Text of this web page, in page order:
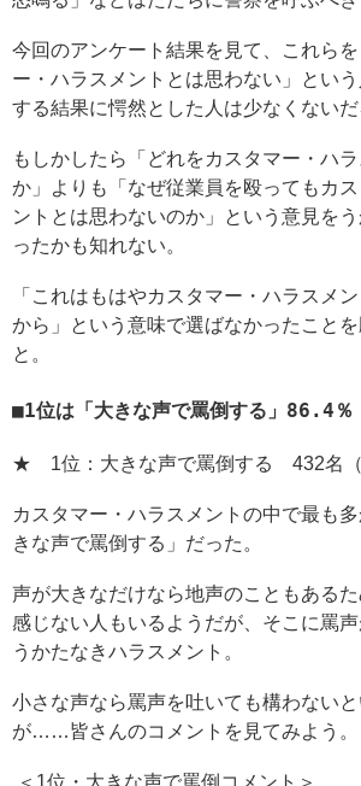
今回のアンケート結果を見て、これら
ー・ハラスメントとは思わない」とい
する結果に愕然とした人は少なくないだ
もしかしたら「どれをカスタマー・ハ
か」よりも「なぜ従業員を殴ってもカ
ントとは思わないのか」という意見を
ったかも知れない。
「これはもはやカスタマー・ハラスメ
から」という意味で選ばなかったこと
と。
1位は「大きな声で罵倒する」86.4％
★ 1位：大きな声で罵倒する 432名
カスタマー・ハラスメントの中で最も
きな声で罵倒する」だった。
声が大きなだけなら地声のこともある
感じない人もいるようだが、そこに罵
うかたなきハラスメント。
小さな声なら罵声を吐いても構わない
が……皆さんのコメントを見てみよう。
＜1位・大きな声で罵倒コメント＞